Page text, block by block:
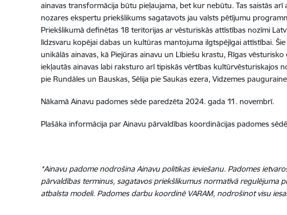
ainavas transformācija būtu pieļaujama, bet kur nebūtu. Tas saistās
nozares ekspertu priekšlikums sagatavots jau valsts pētījumu
Priekšlikumā definētas 18 teritorijas ar vēsturiskās attīstības nozīmi
līdzsvaru kopējai dabas un kultūras mantojuma ilgtspējīgai attīstībai.
unikālās ainavas, kā Piejūras ainavu un Lībiešu krastu, Rīgas
iekļautās ainavas labi raksturo arī tipiskās vērtības kultūrvēsturiskajos
pie Rundāles un Bauskas, Sēlija pie Saukas ezera, Vidzemes
Nākamā Ainavu padomes sēde paredzēta 2024. gada 11. novembrī.
Plašāka informācija par Ainavu pārvaldības koordinācijas padomes
*Ainavu padome nodrošina Ainavu politikas ieviešanu. Padomes
pārvaldības terminus, sagatavos priekšlikumus normatīvā regulējuma
atbalsta modeli. Padomes darbu koordinē VARAM, nodrošinot visu